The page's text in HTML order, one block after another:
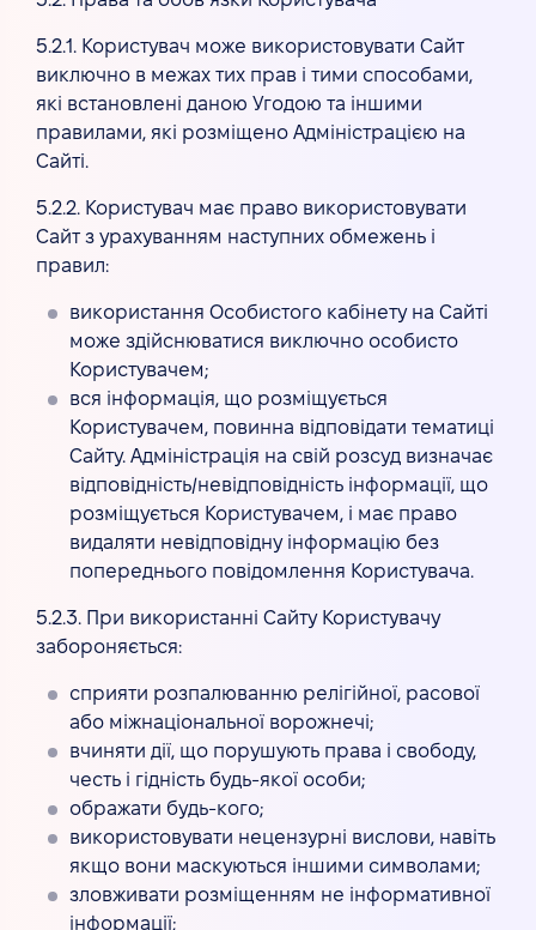
5.2.1. Користувач може використовувати Сайт
виключно в межах тих прав і тими способами,
які встановлені даною Угодою та іншими
правилами, які розміщено Адміністрацією на
Сайті.
5.2.2. Користувач має право використовувати
Сайт з урахуванням наступних обмежень і
правил:
використання Особистого кабінету на Сайті
може здійснюватися виключно особисто
Користувачем;
вся інформація, що розміщується
Користувачем, повинна відповідати тематиці
Сайту. Адміністрація на свій розсуд визначає
відповідність/невідповідність інформації, що
розміщується Користувачем, і має право
видаляти невідповідну інформацію без
попереднього повідомлення Користувача.
5.2.3. При використанні Сайту Користувачу
забороняється:
сприяти розпалюванню релігійної, расової
або міжнаціональної ворожнечі;
вчиняти дії, що порушують права і свободу,
честь і гідність будь-якої особи;
ображати будь-кого;
використовувати нецензурні вислови, навіть
якщо вони маскуються іншими символами;
зловживати розміщенням не інформативної
інформації;